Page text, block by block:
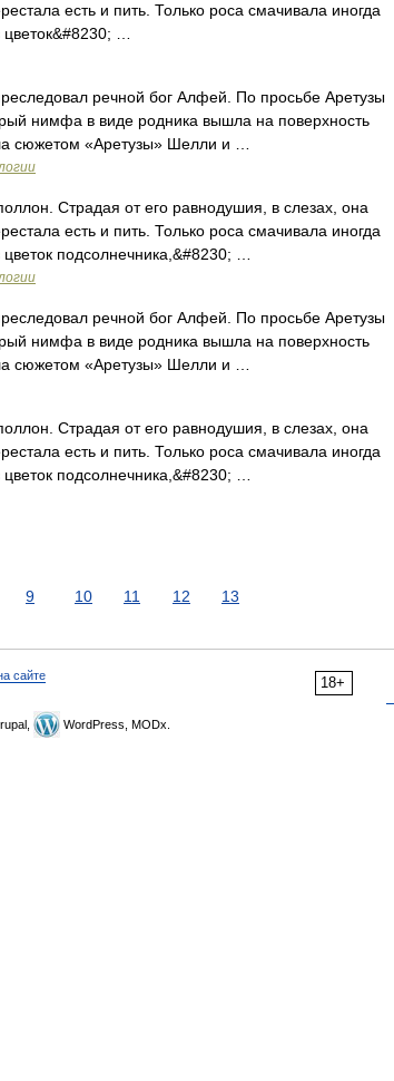
есть и пить. Только роса смачивала иногда
…
речной бог Алфей. По просьбе Аретузы
нимфа в виде родника вышла на поверхность
сюжетом «Аретузы» Шелли и …
Страдая от его равнодушия, в слезах, она
есть и пить. Только роса смачивала иногда
подсолнечника,&#8230; …
речной бог Алфей. По просьбе Аретузы
нимфа в виде родника вышла на поверхность
сюжетом «Аретузы» Шелли и …
Страдая от его равнодушия, в слезах, она
есть и пить. Только роса смачивала иногда
подсолнечника,&#8230; …
9 10 11 12 13
18+
сайте
WordPress, MODx.